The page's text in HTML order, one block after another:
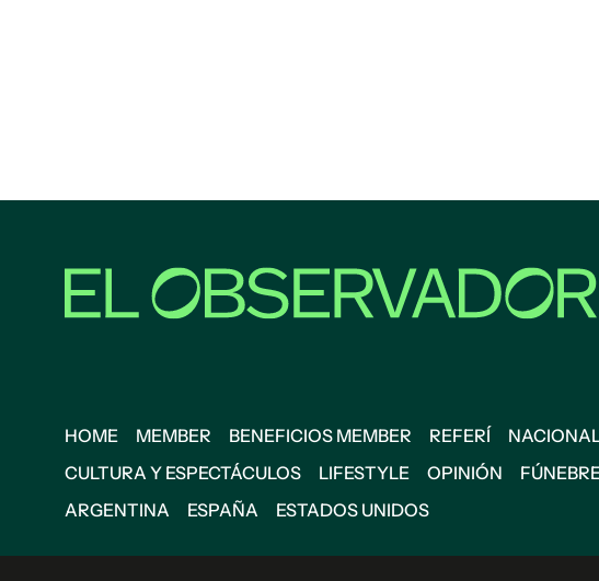
HOME MEMBER BENEFICIOS MEMBER REFERÍ
CULTURA Y ESPECTÁCULOS
LIFESTYLE OPINIÓN
ARGENTINA
ESPAÑA ESTADOS UNIDOS